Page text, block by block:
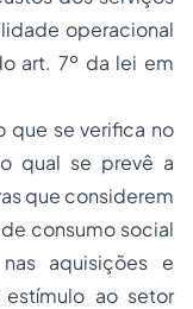
operacional
art. 7º da lei em
que se verifica no
qual se prevê a
que considerem
consumo social
aquisições e
ao setor